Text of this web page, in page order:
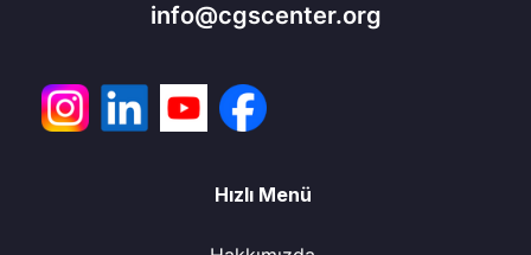
info@cgscenter.org
Hızlı Menü